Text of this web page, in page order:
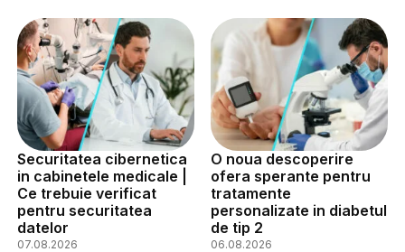
Securitatea cibernetica
in cabinetele medicale |
Ce trebuie verificat
pentru securitatea
datelor
07.08.2026
O noua descoperire
ofera sperante pentru
tratamente
personalizate in diabetul
de tip 2
06.08.2026